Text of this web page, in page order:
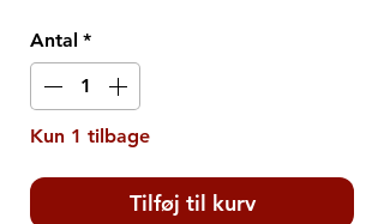
Antal *
Kun 1 tilbage
Tilføj til kurv